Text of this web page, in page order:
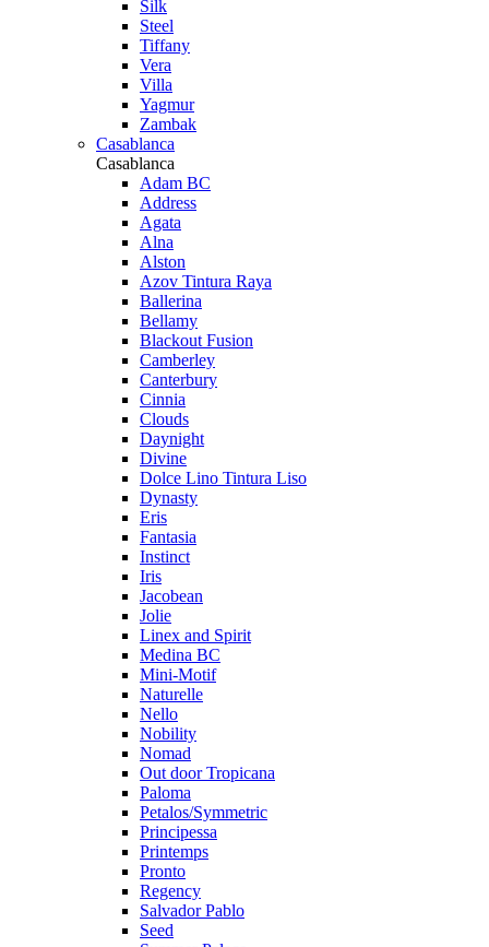
Silk
Steel
Tiffany
Vera
Villa
Yagmur
Zambak
Casablanca
Casablanca
Adam BC
Address
Agata
Alna
Alston
Azov Tintura Raya
Ballerina
Bellamy
Blackout Fusion
Camberley
Canterbury
Cinnia
Clouds
Daynight
Divine
Dolce Lino Tintura Liso
Dynasty
Eris
Fantasia
Instinct
Iris
Jacobean
Jolie
Linex and Spirit
Medina BC
Mini-Motif
Naturelle
Nello
Nobility
Nomad
Out door Tropicana
Paloma
Petalos/Symmetric
Principessa
Printemps
Pronto
Regency
Salvador Pablo
Seed